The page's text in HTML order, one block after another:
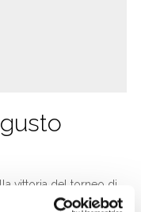
vittoria del torneo di
un appuntamento